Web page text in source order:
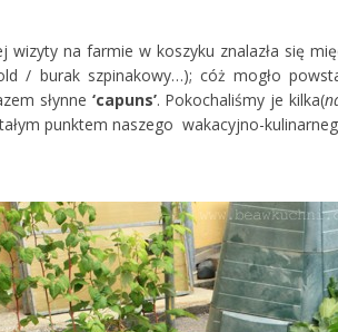
wizyty na farmie w koszyku znalazła się
/ burak szpinakowy…); cóż mogło
słynne ‘capuns’. Pokochaliśmy je kilka(
punktem naszego wakacyjno-